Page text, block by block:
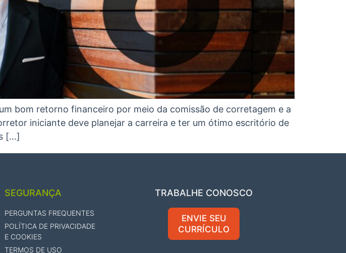
bom retorno financeiro por meio da comissão de corretagem e a
iniciante deve planejar a carreira e ter um ótimo escritório de
[…]
SEGURANÇA
PERGUNTAS FREQUENTES
POLÍTICA DE PRIVACIDADE
E COOKIES
TERMOS DE USO
TRABALHE CONOSCO
ENVIE SEU
CURRÍCULO